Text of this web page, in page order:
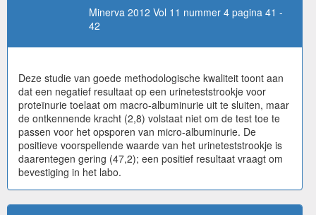
Minerva 2012 Vol 11 nummer 4 pagina 41 -
42
Deze studie van goede methodologische kwaliteit toont aan
dat een negatief resultaat op een urineteststrookje voor
proteïnurie toelaat om macro-albuminurie uit te sluiten, maar
de ontkennende kracht (2,8) volstaat niet om de test toe te
passen voor het opsporen van micro-albuminurie. De
positieve voorspellende waarde van het urineteststrookje is
daarentegen gering (47,2); een positief resultaat vraagt om
bevestiging in het labo.